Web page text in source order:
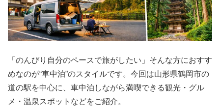
「のんびり自分のペースで旅がしたい」そんな方におすす
めなのが“車中泊”のスタイルです。今回は山形県鶴岡市の
道の駅を中心に、車中泊しながら満喫できる観光・グル
メ・温泉スポットなどをご紹介。